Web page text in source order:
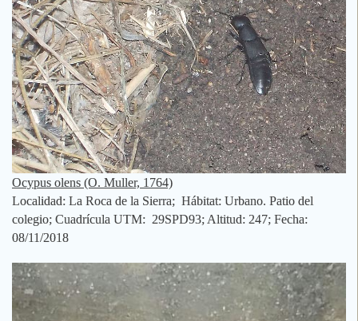
Ocypus olens (O. Muller, 1764)
Localidad: La Roca de la Sierra; Hábitat: Urbano. Patio del
colegio; Cuadrícula UTM: 29SPD93; Altitud: 247; Fecha:
08/11/2018